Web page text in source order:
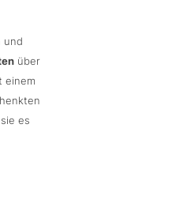
und
über
einem
es